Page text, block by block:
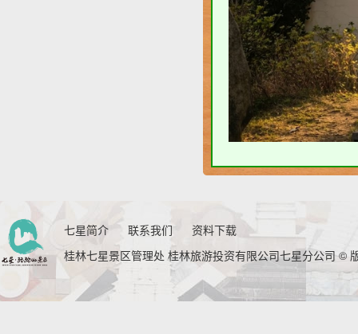
七星简介 联系我们
资料下载
桂林七星景区管理处 桂林旅游投资有限公司七星分公司 ©